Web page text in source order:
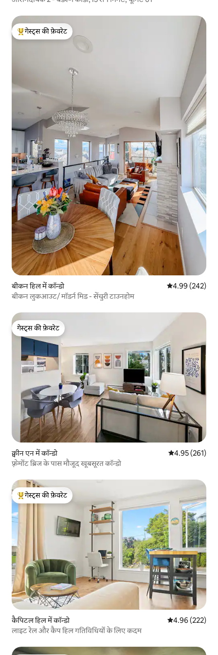
गेस्ट्स का टॉप फ़ेवरेट
गेस्ट्स की फ़ेवरेट
बीकन हिल में कॉन्डो औसत रेटिंग 5 में से
4.99 (242)
बीकन लुकआउट/ मॉडर्न मिड - सेंचुरी टाउनहोम
गेस्ट्स की फ़ेवरेट
गेस्ट्स की फ़ेवरेट
क्वीन एन में कॉन्डो औसत रेटिंग 5 में से
4.95 (261)
फ़्रेमोंट ब्रिज के पास मौजूद खूबसूरत कॉन्डो
गेस्ट्स का टॉप फ़ेवरेट
गेस्ट्स की फ़ेवरेट
कैपिटल हिल में कॉन्डो औसत रेटिंग 5 में से
4.96 (222)
लाइट रेल और कैप हिल गतिविधियों के लिए कदम